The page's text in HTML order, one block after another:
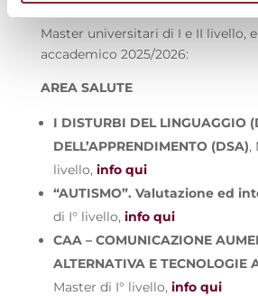
Master universitari di I e II livello,
accademico 2025/2026:
AREA SALUTE
I DISTURBI DEL LINGUAGGIO
DELL’APPRENDIMENTO (DSA),
livello, info qui
“AUTISMO”. Valutazione ed
di I° livello, info qui
CAA – COMUNICAZIONE
ALTERNATIVA E TECNOLOGIE
Master di I° livello, info qui